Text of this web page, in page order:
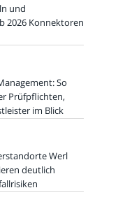
und
2026 Konnektoren
So
Prüfpflichten,
im Blick
Werl
deutlich